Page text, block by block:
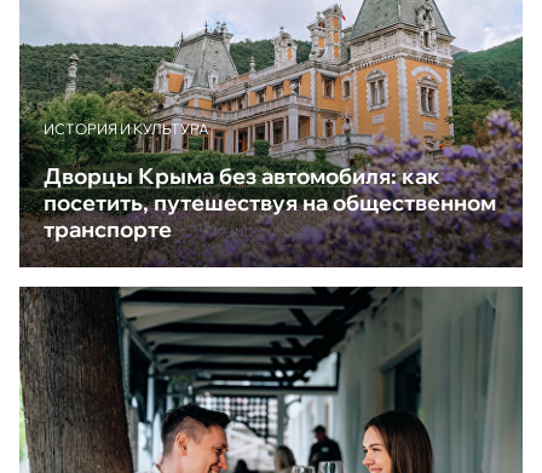
ИСТОРИЯ И КУЛЬТУРА
Дворцы Крыма без автомобиля: как
посетить, путешествуя на общественном
транспорте